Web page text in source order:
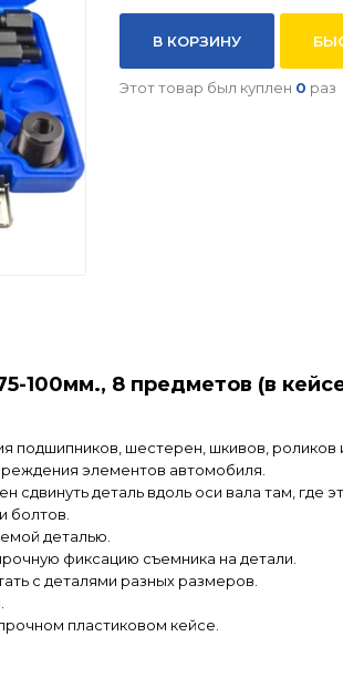
В КОРЗИНУ
Этот товар был куплен 0 раз
100мм., 8 предметов (в
подшипников, шестерен, шкивов, роликов
элементов автомобиля.
сдвинуть деталь вдоль оси вала там,
болтов.
деталью.
фиксацию съемника на детали.
с деталями разных размеров.
пластиковом кейсе.